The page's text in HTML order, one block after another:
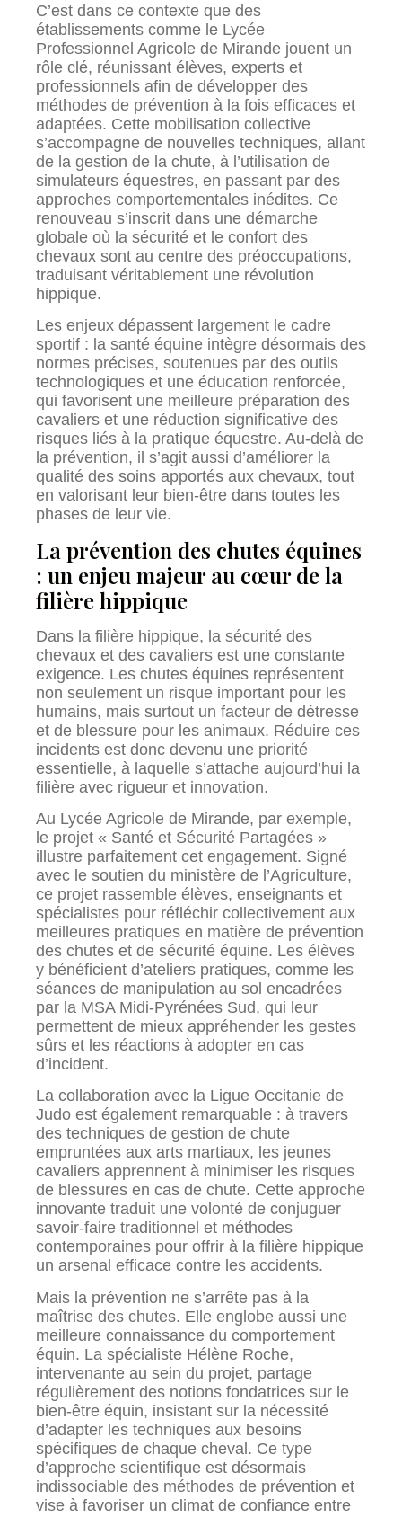
C’est dans ce contexte que des
établissements comme le Lycée
Professionnel Agricole de Mirande jouent un
rôle clé, réunissant élèves, experts et
professionnels afin de développer des
méthodes de prévention à la fois efficaces et
adaptées. Cette mobilisation collective
s’accompagne de nouvelles techniques, allant
de la gestion de la chute, à l’utilisation de
simulateurs équestres, en passant par des
approches comportementales inédites. Ce
renouveau s’inscrit dans une démarche
globale où la sécurité et le confort des
chevaux sont au centre des préoccupations,
traduisant véritablement une révolution
hippique.
Les enjeux dépassent largement le cadre
sportif : la santé équine intègre désormais des
normes précises, soutenues par des outils
technologiques et une éducation renforcée,
qui favorisent une meilleure préparation des
cavaliers et une réduction significative des
risques liés à la pratique équestre. Au-delà de
la prévention, il s’agit aussi d’améliorer la
qualité des soins apportés aux chevaux, tout
en valorisant leur bien-être dans toutes les
phases de leur vie.
La prévention des chutes équines
: un enjeu majeur au cœur de la
filière hippique
Dans la filière hippique, la sécurité des
chevaux et des cavaliers est une constante
exigence. Les chutes équines représentent
non seulement un risque important pour les
humains, mais surtout un facteur de détresse
et de blessure pour les animaux. Réduire ces
incidents est donc devenu une priorité
essentielle, à laquelle s’attache aujourd’hui la
filière avec rigueur et innovation.
Au Lycée Agricole de Mirande, par exemple,
le projet « Santé et Sécurité Partagées »
illustre parfaitement cet engagement. Signé
avec le soutien du ministère de l’Agriculture,
ce projet rassemble élèves, enseignants et
spécialistes pour réfléchir collectivement aux
meilleures pratiques en matière de prévention
des chutes et de sécurité équine. Les élèves
y bénéficient d’ateliers pratiques, comme les
séances de manipulation au sol encadrées
par la MSA Midi-Pyrénées Sud, qui leur
permettent de mieux appréhender les gestes
sûrs et les réactions à adopter en cas
d’incident.
La collaboration avec la Ligue Occitanie de
Judo est également remarquable : à travers
des techniques de gestion de chute
empruntées aux arts martiaux, les jeunes
cavaliers apprennent à minimiser les risques
de blessures en cas de chute. Cette approche
innovante traduit une volonté de conjuguer
savoir-faire traditionnel et méthodes
contemporaines pour offrir à la filière hippique
un arsenal efficace contre les accidents.
Mais la prévention ne s’arrête pas à la
maîtrise des chutes. Elle englobe aussi une
meilleure connaissance du comportement
équin. La spécialiste Hélène Roche,
intervenante au sein du projet, partage
régulièrement des notions fondatrices sur le
bien-être équin, insistant sur la nécessité
d’adapter les techniques aux besoins
spécifiques de chaque cheval. Ce type
d’approche scientifique est désormais
indissociable des méthodes de prévention et
vise à favoriser un climat de confiance entre